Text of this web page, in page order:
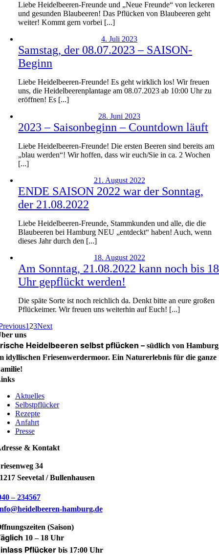
Liebe Heidelbeeren-Freunde und „Neue Freunde“ von leckeren
und gesunden Blaubeeren! Das Pflücken von Blaubeeren geht
weiter! Kommt gern vorbei [...]
4. Juli 2023
Samstag, der 08.07.2023 – SAISON-
Beginn
Liebe Heidelbeeren-Freunde! Es geht wirklich los! Wir freuen
uns, die Heidelbeerenplantage am 08.07.2023 ab 10:00 Uhr zu
eröffnen! Es [...]
28. Juni 2023
2023 – Saisonbeginn – Countdown läuft
Liebe Heidelbeeren-Freunde! Die ersten Beeren sind bereits am
„blau werden“! Wir hoffen, dass wir euch/Sie in ca. 2 Wochen
[...]
21. August 2022
ENDE SAISON 2022 war der Sonntag,
der 21.08.2022
Liebe Heidelbeeren-Freunde, Stammkunden und alle, die die
Blaubeeren bei Hamburg NEU „entdeckt“ haben! Auch, wenn
dieses Jahr durch den [...]
18. August 2022
Am Sonntag, 21.08.2022 kann noch bis 18
Uhr gepflückt werden!
Die späte Sorte ist noch reichlich da. Denkt bitte an eure großen
Pflückeimer. Wir freuen uns weiterhin auf Euch! [...]
1 23Next
uns
Heidelbeeren selbst pflücken –südlich von Hamburg
idyllischen Friesen­werder­moor. Ein Natur­erleb­nis für die ganze
Aktuelles
Selbstpflücker
Rezepte
Anfahrt
Presse
& Kontakt
34
Seevetal / Bullenhausen
– 234567
hamburg.de
(Saison)
10 – 18 Uhr
Pflückerbis 17:00 Uhr